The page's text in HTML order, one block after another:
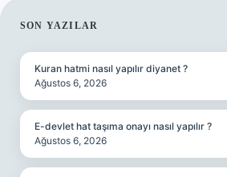
SIDEBAR
SON YAZILAR
Kuran hatmi nasıl yapılır diyanet ?
Ağustos 6, 2026
E-devlet hat taşıma onayı nasıl yapılır ?
Ağustos 6, 2026